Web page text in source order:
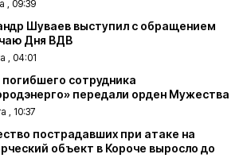
, 09:39
Шуваев выступил с обращением
Дня ВДВ
, 04:01
сотрудника
передали орден Мужества
, 10:37
пострадавших при атаке на
объект в Короче выросло до